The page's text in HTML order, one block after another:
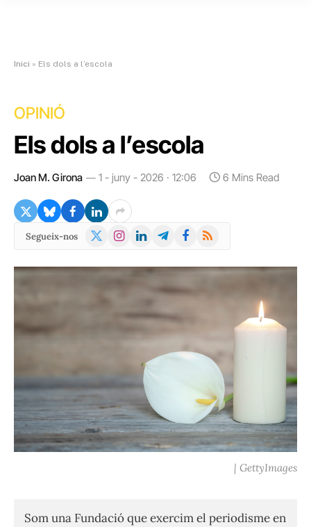
Inici » Els dols a l’escola
OPINIÓ
Els dols a l’escola
Joan M. Girona 1 - juny - 2026 · 12:06 6 Mins Read
Segueix-nos
X
Instagram
LinkedInTelegramFacebook
RSS
| GettyImages
Som una Fundació que exercim el periodisme en